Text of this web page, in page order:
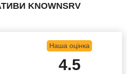
KNOWNSRV
Наша оцінка
4.5